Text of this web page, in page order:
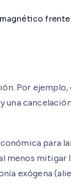
frente
Por ejemplo,
una
para
menos
exógena